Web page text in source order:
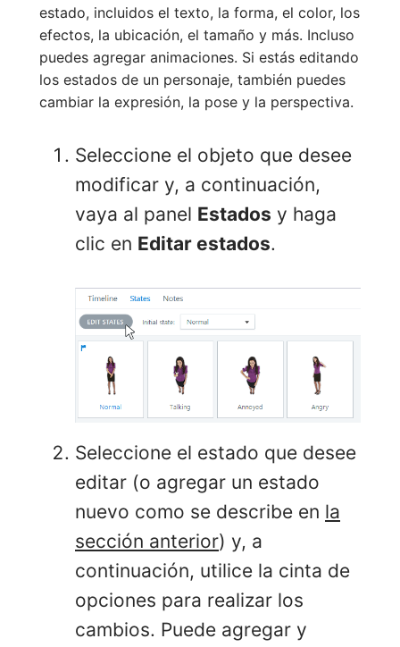
estado, incluidos el texto, la forma, el color, los
efectos, la ubicación, el tamaño y más. Incluso
puedes agregar animaciones. Si estás editando
los estados de un personaje, también puedes
cambiar la expresión, la pose y la perspectiva.
Seleccione el objeto que desee
modificar y, a continuación,
vaya al panel Estados y haga
clic en Editar estados.
Seleccione el estado que desee
editar (o agregar un estado
nuevo como se describe en la
sección anterior) y, a
continuación, utilice la cinta de
opciones para realizar los
cambios. Puede agregar y